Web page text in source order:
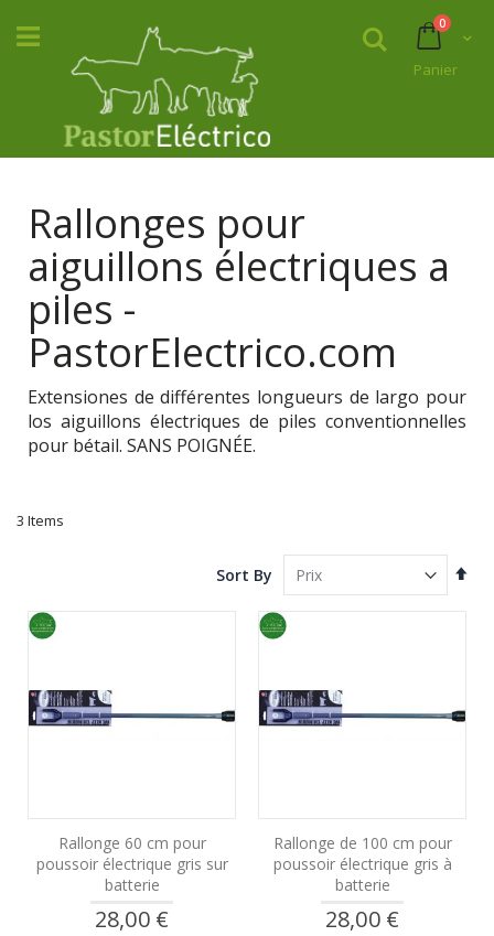
au
contenu
Panier
0articles
Panier
Rechercher
Rallonges pour
aiguillons électriques a
piles -
PastorElectrico.com
Extensiones de différentes longueurs de largo pour
los aiguillons électriques de piles conventionnelles
pour bétail. SANS POIGNÉE.
3 Items
Sort By
Set
Rallonge 60 cm pour
poussoir électrique gris sur
batterie
28,00 €
Rallonge de 100 cm pour
poussoir électrique gris à
batterie
28,00 €